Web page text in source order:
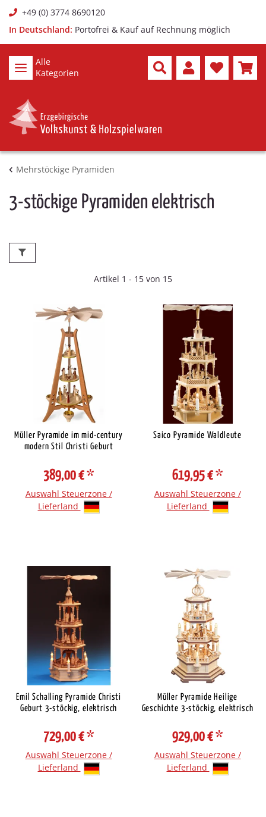
+49 (0) 3774 8690120
In Deutschland: Portofrei & Kauf auf Rechnung möglich
Alle
Kategorien
Mehrstöckige Pyramiden
3-stöckige Pyramiden elektrisch
Artikel 1 - 15 von 15
Müller Pyramide im mid-century
modern Stil Christi Geburt
389,00 €*
Auswahl Steuerzone /
Lieferland
Saico Pyramide Waldleute
619,95 €*
Auswahl Steuerzone /
Lieferland
Emil Schalling Pyramide Christi
Geburt 3-stöckig, elektrisch
729,00 €*
Auswahl Steuerzone /
Lieferland
Müller Pyramide Heilige
Geschichte 3-stöckig, elektrisch
929,00 €*
Auswahl Steuerzone /
Lieferland